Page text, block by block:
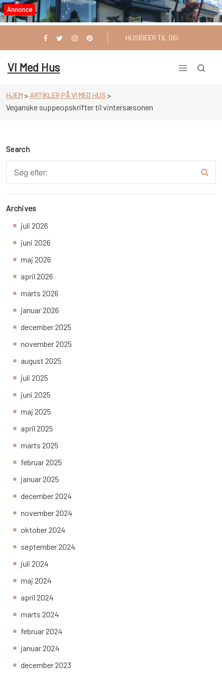
Videre
til
Annonce
HUSIDEER TIL DIG
Vi Med Hus
HJEM> ARTIKLER PÅ VI MED HUS>
Veganske suppeopskrifter til vintersæsonen
Search
Archives
juli 2026
juni 2026
maj 2026
april 2026
marts 2026
januar 2026
december 2025
november 2025
august 2025
juli 2025
juni 2025
maj 2025
april 2025
marts 2025
februar 2025
januar 2025
december 2024
november 2024
oktober 2024
september 2024
juli 2024
maj 2024
april 2024
marts 2024
februar 2024
januar 2024
december 2023